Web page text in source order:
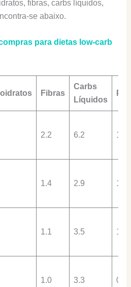
fibras, carbs líquidos,
se abaixo.
para dietas low-carb
Fibras
Carbs
Líquidos
2.2 6.2 1.7
1.4 2.9 1.1
1.1 3.5 1.4
1.0 3.3 0.8